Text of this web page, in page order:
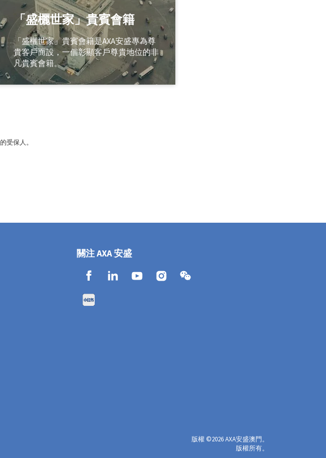
「盛欐世家」貴賓會籍
「盛欐世家」貴賓會籍是AXA安盛專為尊
貴客戶而設，一個彰顯客戶尊貴地位的非
凡貴賓會籍。
受保人。
關注 AXA 安盛
版權 ©2026 AXA安盛澳門。
版權所有。